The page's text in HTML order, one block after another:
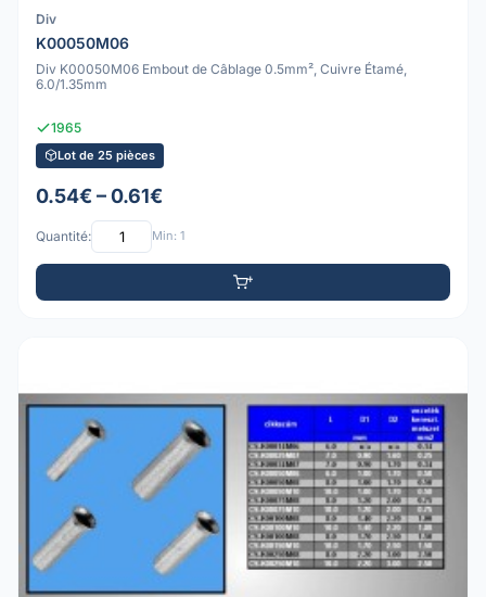
Div
K00050M06
Div K00050M06 Embout de Câblage 0.5mm², Cuivre Étamé,
6.0/1.35mm
1965
Lot de 25 pièces
0.54€ – 0.61€
Quantité: Min: 1